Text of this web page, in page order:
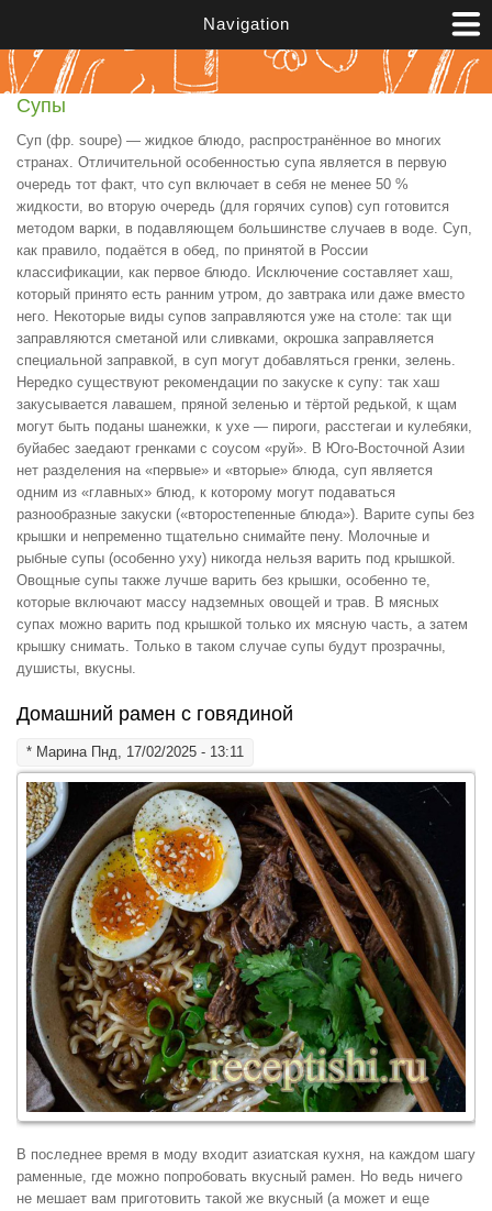
Navigation
Супы
Суп (фр. soupe) — жидкое блюдо, распространённое во многих
странах. Отличительной особенностью супа является в первую
очередь тот факт, что суп включает в себя не менее 50 %
жидкости, во вторую очередь (для горячих супов) суп готовится
методом варки, в подавляющем большинстве случаев в воде. Суп,
как правило, подаётся в обед, по принятой в России
классификации, как первое блюдо. Исключение составляет хаш,
который принято есть ранним утром, до завтрака или даже вместо
него. Некоторые виды супов заправляются уже на столе: так щи
заправляются сметаной или сливками, окрошка заправляется
специальной заправкой, в суп могут добавляться гренки, зелень.
Нередко существуют рекомендации по закуске к супу: так хаш
закусывается лавашем, пряной зеленью и тёртой редькой, к щам
могут быть поданы шанежки, к ухе — пироги, расстегаи и кулебяки,
буйабес заедают гренками с соусом «руй». В Юго-Восточной Азии
нет разделения на «первые» и «вторые» блюда, суп является
одним из «главных» блюд, к которому могут подаваться
разнообразные закуски («второстепенные блюда»). Варите супы без
крышки и непременно тщательно снимайте пену. Молочные и
рыбные супы (особенно уху) никогда нельзя варить под крышкой.
Овощные супы также лучше варить без крышки, особенно те,
которые включают массу надземных овощей и трав. В мясных
супах можно варить под крышкой только их мясную часть, а затем
крышку снимать. Только в таком случае супы будут прозрачны,
душисты, вкусны.
Домашний рамен с говядиной
* МаринаПнд, 17/02/2025 - 13:11
В последнее время в моду входит азиатская кухня, на каждом шагу
раменные, где можно попробовать вкусный рамен. Но ведь ничего
не мешает вам приготовить такой же вкусный (а может и еще